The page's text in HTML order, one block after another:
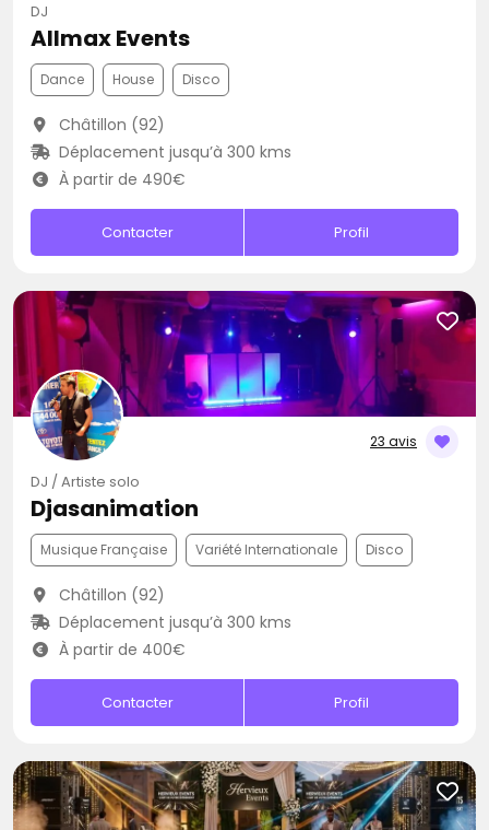
DJ
Allmax Events
Dance House Disco
Châtillon (92)
Déplacement jusqu’à 300 kms
À partir de 490€
Contacter Profil
23 avis
DJ / Artiste solo
Djasanimation
Musique Française Variété Internationale Disco
Châtillon (92)
Déplacement jusqu’à 300 kms
À partir de 400€
Contacter Profil